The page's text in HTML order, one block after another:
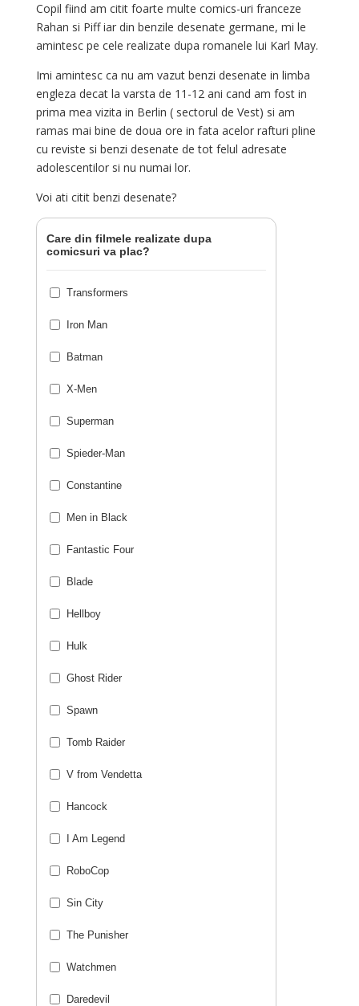
Copil fiind am citit foarte multe comics-uri franceze
Rahan si Piff iar din benzile desenate germane, mi le
amintesc pe cele realizate dupa romanele lui Karl May.
Imi amintesc ca nu am vazut benzi desenate in limba
engleza decat la varsta de 11-12 ani cand am fost in
prima mea vizita in Berlin ( sectorul de Vest) si am
ramas mai bine de doua ore in fata acelor rafturi pline
cu reviste si benzi desenate de tot felul adresate
adolescentilor si nu numai lor.
Voi ati citit benzi desenate?
Care din filmele realizate dupa
comicsuri va plac?
Transformers
Iron Man
Batman
X-Men
Superman
Spieder-Man
Constantine
Men in Black
Fantastic Four
Blade
Hellboy
Hulk
Ghost Rider
Spawn
Tomb Raider
V from Vendetta
Hancock
I Am Legend
RoboCop
Sin City
The Punisher
Watchmen
Daredevil